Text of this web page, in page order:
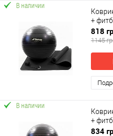
В наличии
+
0125)
818
1145
В наличии
+
834